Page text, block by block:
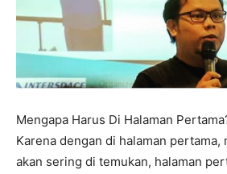
Mengapa Harus Di Halaman
Karena dengan di halaman pertama,
akan sering di temukan, halaman